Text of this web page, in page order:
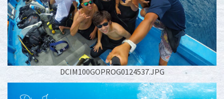
DCIM100GOPROG0124537.JPG